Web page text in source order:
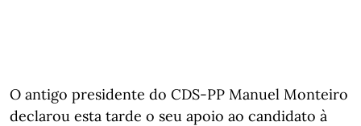
O antigo presidente do CDS-PP Manuel Monteiro
declarou esta tarde o seu apoio ao candidato à